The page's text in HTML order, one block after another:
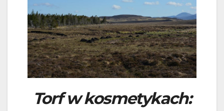
Torf w kosmetykach: